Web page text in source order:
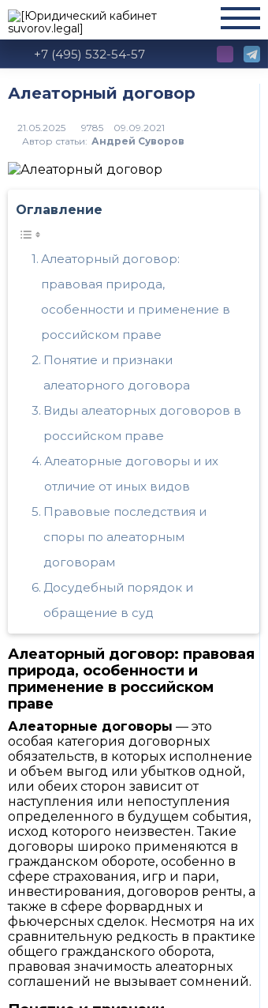
+7 (495) 532-54-57
Алеаторный договор
9785
Автор статьи: Андрей Суворов
Оглавление
Алеаторный договор:
правовая природа,
особенности и применение в
российском праве
Понятие и признаки
алеаторного договора
Виды алеаторных договоров в
российском праве
Алеаторные договоры и их
отличие от иных видов
Правовые последствия и
споры по алеаторным
договорам
Досудебный порядок и
обращение в суд
Алеаторный договор: правовая
природа, особенности и
применение в российском
праве
Алеаторные договоры — это
особая категория договорных
обязательств, в которых исполнение
и объем выгод или убытков одной,
или обеих сторон зависит от
наступления или непоступления
определенного в будущем события,
исход которого неизвестен. Такие
договоры широко применяются в
гражданском обороте, особенно в
сфере страхования, игр и пари,
инвестирования, договоров ренты, а
также в сфере форвардных и
фьючерсных сделок. Несмотря на их
сравнительную редкость в практике
общего гражданского оборота,
правовая значимость алеаторных
соглашений не вызывает сомнений.